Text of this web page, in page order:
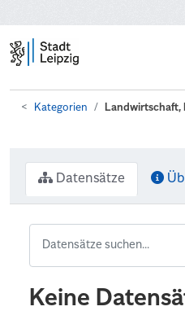
Kategorien Landwirtschaft,
Datensätze
Keine